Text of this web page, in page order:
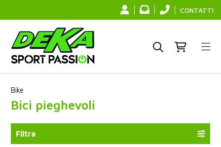
CONTATTI
Bike
Bici pieghevoli
Filtra